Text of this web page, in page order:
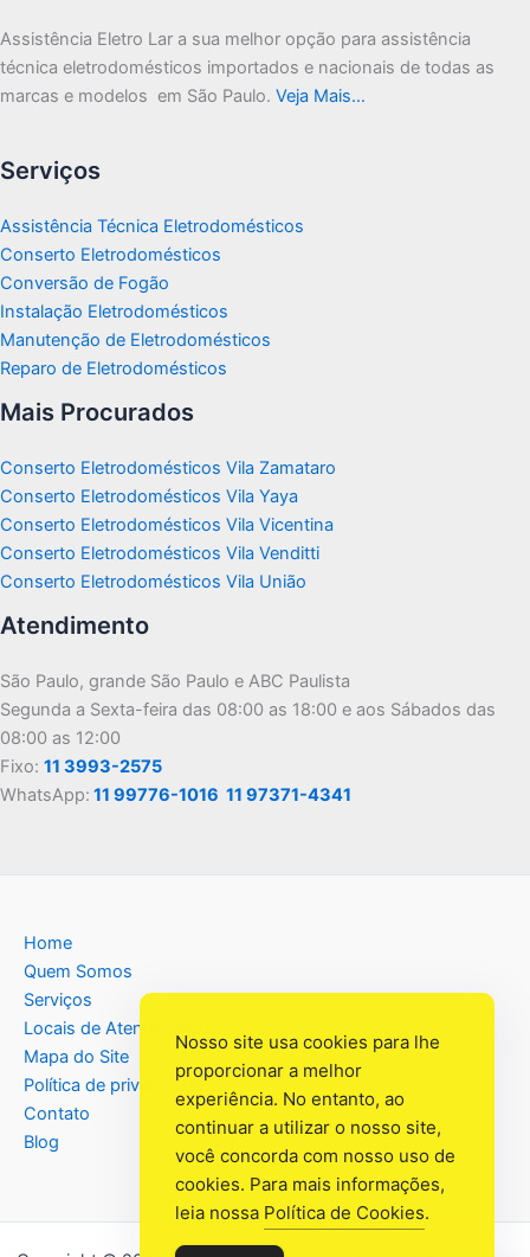
Assistência Eletro Lar a sua melhor opção para assistência
técnica eletrodomésticos importados e nacionais de todas as
marcas e modelos em São Paulo. Veja Mais…
Serviços
Assistência Técnica Eletrodomésticos
Conserto Eletrodomésticos
Conversão de Fogão
Instalação Eletrodomésticos
Manutenção de Eletrodomésticos
Reparo de Eletrodomésticos
Mais Procurados
Conserto Eletrodomésticos Vila Zamataro
Conserto Eletrodomésticos Vila Yaya
Conserto Eletrodomésticos Vila Vicentina
Conserto Eletrodomésticos Vila Venditti
Conserto Eletrodomésticos Vila União
Atendimento
São Paulo, grande São Paulo e ABC Paulista
Segunda a Sexta-feira das 08:00 as 18:00 e aos Sábados das
08:00 as 12:00
Fixo: 11 3993-2575
WhatsApp: 11 99776-1016 11 97371-4341
Home
Quem Somos
Serviços
Locais de Atendimento
Mapa do Site
Política de privacidade
Contato
Blog
Nosso site usa cookies para lhe
proporcionar a melhor
experiência. No entanto, ao
continuar a utilizar o nosso site,
você concorda com nosso uso de
cookies. Para mais informações,
leia nossa Política de Cookies.